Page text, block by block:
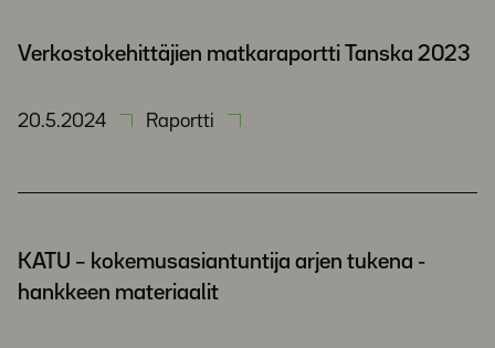
Verkostokehittäjien matkaraportti Tanska 2023
20.5.2024 Raportti
KATU – kokemusasiantuntija arjen tukena -
hankkeen materiaalit